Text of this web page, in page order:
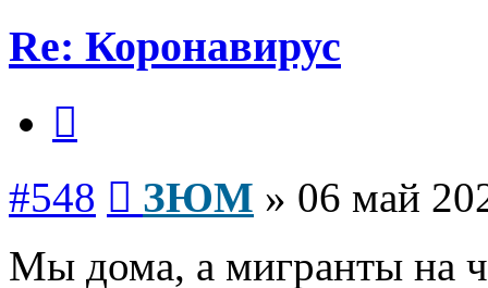
Re: Коронавирус
#548 ЗЮМ » 06 май
Мы дома, а мигранты на